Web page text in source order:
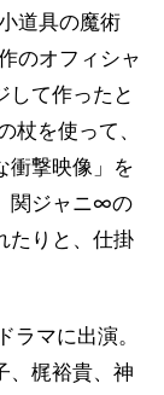
道具の魔術
のオフィシャ
して作ったと
杖を使って、
衝撃映像」を
関ジャニ∞の
たりと、仕掛
マに出演。
、梶裕貴、神